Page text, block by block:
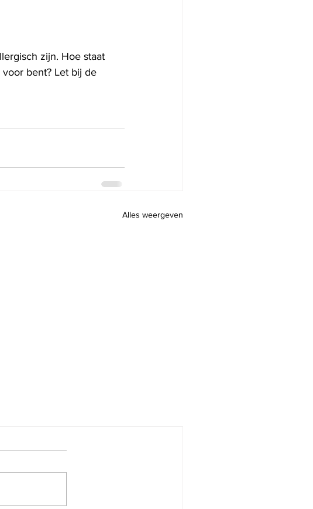
zijn. Hoe staat
bent? Let bij de
Alles weergeven